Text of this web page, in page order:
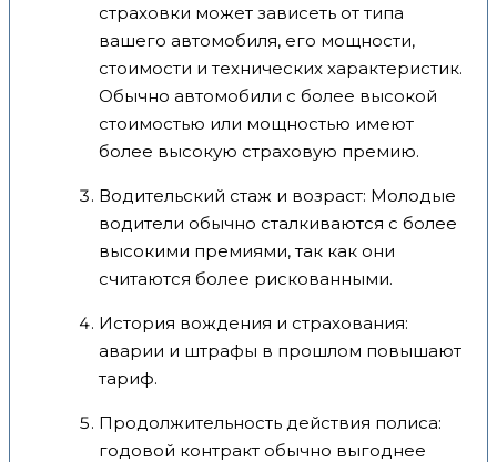
страховки может зависеть от типа
вашего автомобиля, его мощности,
стоимости и технических характеристик.
Обычно автомобили с более высокой
стоимостью или мощностью имеют
более высокую страховую премию.
Водительский стаж и возраст: Молодые
водители обычно сталкиваются с более
высокими премиями, так как они
считаются более рискованными.
История вождения и страхования:
аварии и штрафы в прошлом повышают
тариф.
Продолжительность действия полиса:
годовой контракт обычно выгоднее